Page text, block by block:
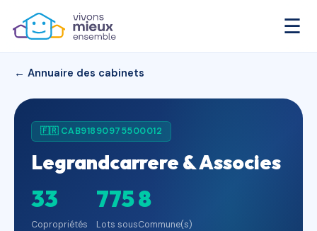
☰
← Annuaire des cabinets
🇫🇷 CAB91890975500012
Legrandcarrere & Associes
33
Copropriétés
775
Lots sous
8
Commune(s)